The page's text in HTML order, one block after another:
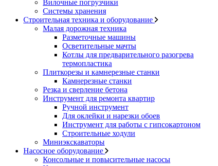
Вилочные погрузчики
Системы хранения
Строительная техника и оборудование
Малая дорожная техника
Разметочные машины
Осветительные мачты
Котлы для предварительного разогрева
термопластика
Плиткорезы и камнерезные станки
Камнерезные станки
Резка и сверление бетона
Инструмент для ремонта квартир
Ручной инструмент
Для оклейки и нарезки обоев
Инструмент для работы с гипсокартоном
Строительные ходули
Миниэкскаваторы
Насосное оборудование
Консольные и повысительные насосы